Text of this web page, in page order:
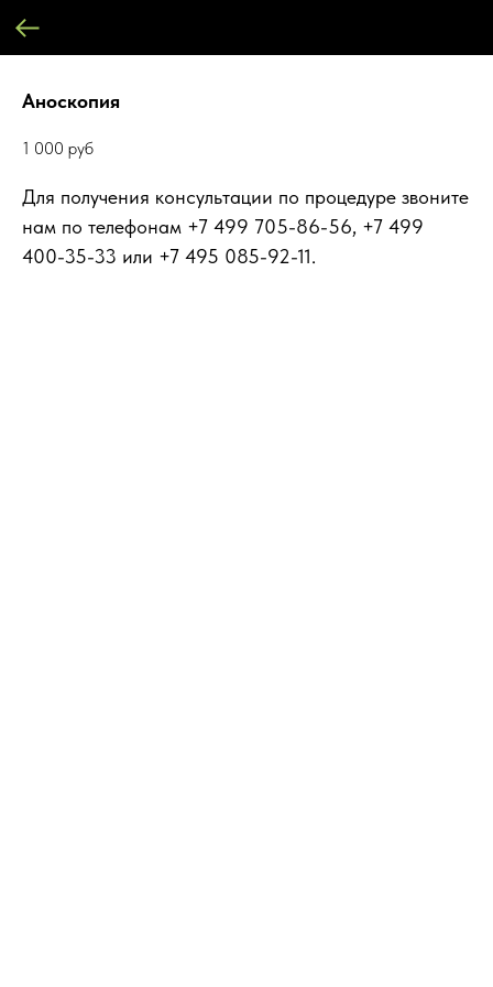
Аноскопия
1 000 руб
Для получения консультации по процедуре звоните
нам по телефонам +7 499 705-86-56, +7 499
400-35-33 или +7 495 085-92-11.